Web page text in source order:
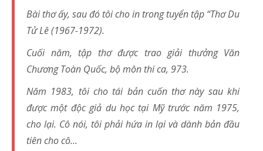
Bài thơ ấy, sau đó tôi cho in trong tuyển tập “Thơ Du
Tử Lê (1967-1972).
Cuối năm, tập thơ được trao giải thưởng Văn
Chương Toàn Quốc, bộ môn thi ca, 973.
Năm 1983, tôi cho tái bản cuốn thơ này sau khi
được một độc giả du học tại Mỹ trước năm 1975,
cho lại. Cô nói, tôi phải hứa in lại và dành bản đầu
tiên cho cô…